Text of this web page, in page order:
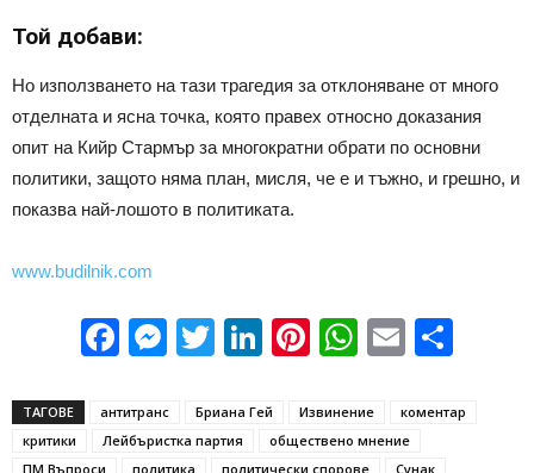
Той добави:
Но използването на тази трагедия за отклоняване от много
отделната и ясна точка, която правех относно доказания
опит на Кийр Стармър за многократни обрати по основни
политики, защото няма план, мисля, че е и тъжно, и грешно, и
показва най-лошото в политиката.
www.budilnik.com
Facebook
Messenger
Twitter
LinkedIn
Pinterest
WhatsApp
Email
ТАГОВЕ антитранс Бриана Гей Извинение
коментар
критики
Лейбъристка партия
обществено мнение
ПМ Въпроси
политика политически спорове
Сунак